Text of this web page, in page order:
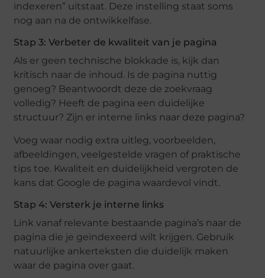
indexeren” uitstaat. Deze instelling staat soms
nog aan na de ontwikkelfase.
Stap 3: Verbeter de kwaliteit van je pagina
Als er geen technische blokkade is, kijk dan
kritisch naar de inhoud. Is de pagina nuttig
genoeg? Beantwoordt deze de zoekvraag
volledig? Heeft de pagina een duidelijke
structuur? Zijn er interne links naar deze pagina?
Voeg waar nodig extra uitleg, voorbeelden,
afbeeldingen, veelgestelde vragen of praktische
tips toe. Kwaliteit en duidelijkheid vergroten de
kans dat Google de pagina waardevol vindt.
Stap 4: Versterk je interne links
Link vanaf relevante bestaande pagina’s naar de
pagina die je geïndexeerd wilt krijgen. Gebruik
natuurlijke ankerteksten die duidelijk maken
waar de pagina over gaat.